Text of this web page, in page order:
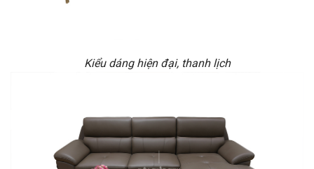
Kiểu dáng hiện đại, thanh lịch